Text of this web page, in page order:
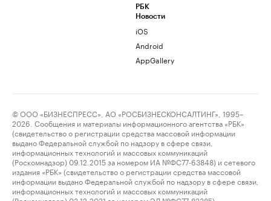
РБК
Новости
iOS
Android
AppGallery
© ООО «БИЗНЕСПРЕСС», АО «РОСБИЗНЕСКОНСАЛТИНГ», 1995–
2026. Сообщения и материалы информационного агентства «РБК»
(свидетельство о регистрации средства массовой информации
выдано Федеральной службой по надзору в сфере связи,
информационных технологий и массовых коммуникаций
(Роскомнадзор) 09.12.2015 за номером ИА №ФС77-63848) и сетевого
издания «РБК» (свидетельство о регистрации средства массовой
информации выдано Федеральной службой по надзору в сфере связи,
информационных технологий и массовых коммуникаций